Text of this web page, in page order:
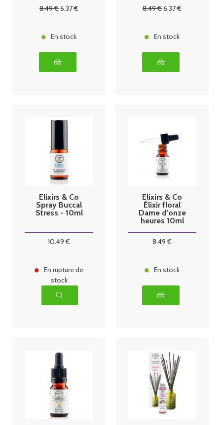
8.49€6.37€
En stock
8.49€6.37€
En stock
Elixirs & Co
Spray Buccal
Stress - 10ml
10.49 €
En rupture de
stock
Elixirs & Co
Élixir floral
Dame d'onze
heures 10ml
8.49 €
En stock